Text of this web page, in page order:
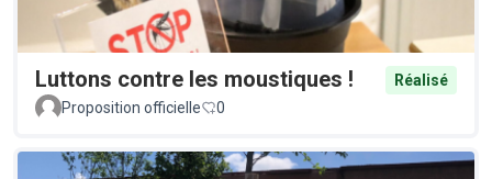
Luttons contre les moustiques !
Réalisé
Proposition officielle
0